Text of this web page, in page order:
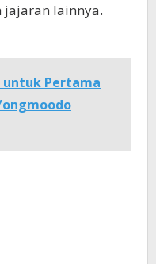
jajaran lainnya.
Pertama